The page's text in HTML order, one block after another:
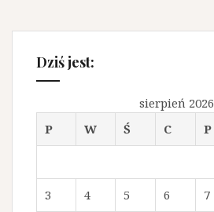
Dziś jest:
sierpień 2026
P
W Ś C P
3 4 5 6 7